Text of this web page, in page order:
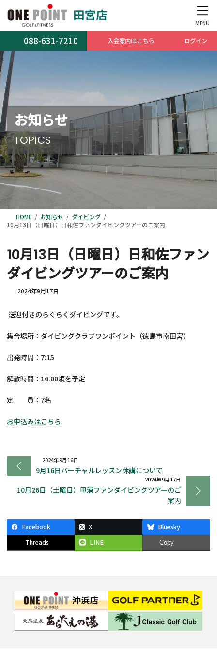
ン
へ
ス
キ
ッ
プ
ー
ョ
ン
に
移
動
088-631-7210 入会案内はこちら ログイン
お知らせ
TOPICS
HOME お知らせ
ダイビング
10月13日（日曜日）日和佐ファンダイビングツアーのご案内
10月13日（日曜日）日和佐ファン
ダイビングツアーのご案内
2024年9月17日
送迎付きのらくらくダイビングです。
集合場所：ダイビングクラブワンポイント（徳島市南田宮）
出発時間：7:15
解散時間：16:00頃を予定
定 員：7名
お申込みはこちら
2024年9月16日
9月16日バーチャルレッスン休講について
2024年9月17日
10月26日（土曜日）甲浦ファンダイビングツアーのご
案内
Facebook X
Bluesky
Threads
LINE Copy